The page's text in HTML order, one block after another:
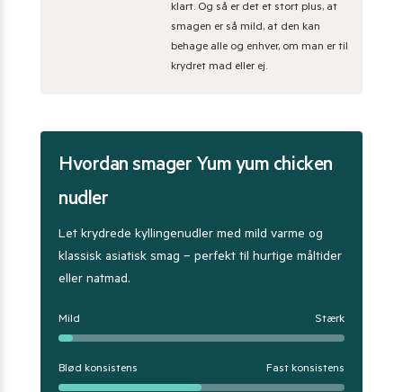
klart. Og så er det et stort plus, at
smagen er så mild, at den kan
behage alle og enhver, om man er til
krydret mad eller ej.
Hvordan smager Yum yum chicken
nudler
Let krydrede kyllingenudler med mild varme og
klassisk asiatisk smag – perfekt til hurtige måltider
eller natmad.
Mild Stærk
Blød konsistens Fast konsistens